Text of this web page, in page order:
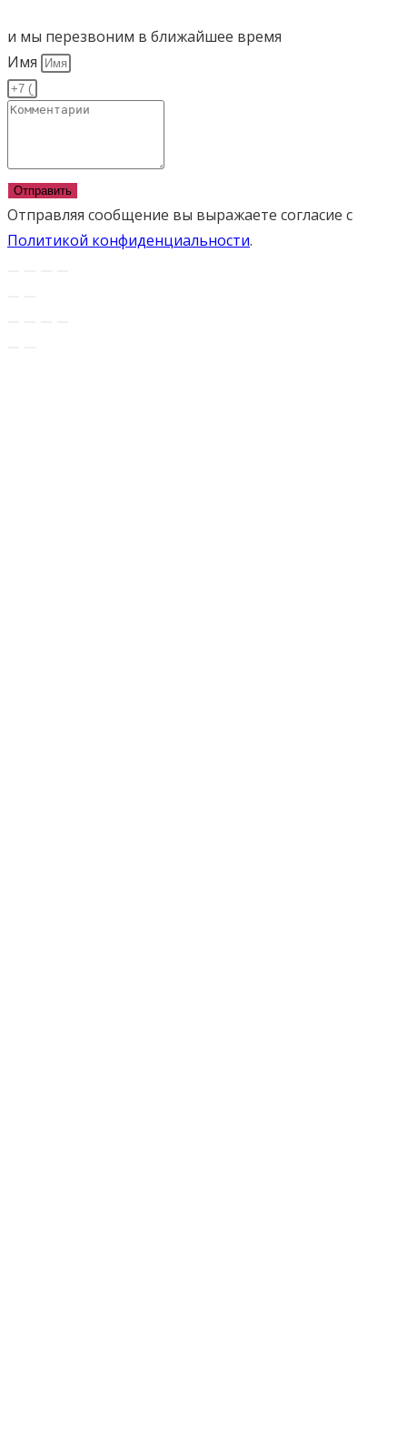
и мы перезвоним в ближайшее время
Имя
Отправить
Отправляя сообщение вы выражаете согласие с
Политикой конфиденциальности.